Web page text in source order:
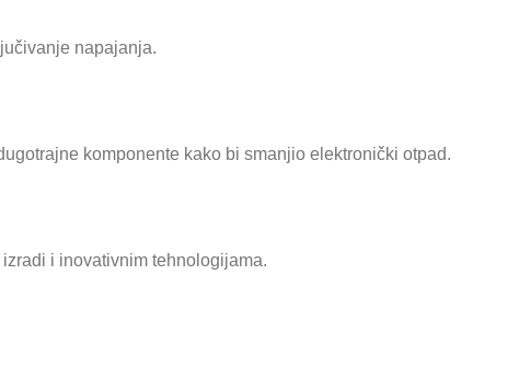
napajanja.
komponente kako bi smanjio elektronički otpad.
i inovativnim tehnologijama.